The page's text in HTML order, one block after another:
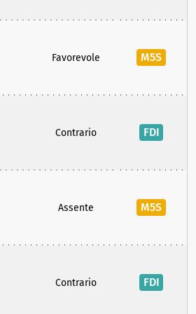
Favorevole M5S
Contrario FDI
Assente M5S
Contrario FDI